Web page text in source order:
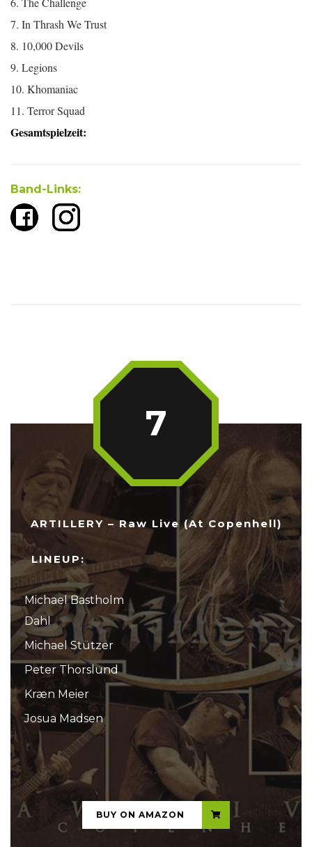
7. In Thrash We Trust
8. 10,000 Devils
9. Legions
10. Khomaniac
11. Terror Squad
Gesamtspielzeit:
Band-Links:
ARTILLERY – Raw Live (At Copenhell)
LINEUP:
Michael Bastholm
Dahl
Michael Stützer
Peter Thorslund
Kræn Meier
Josua Madsen
7
...
BUY ON AMAZON